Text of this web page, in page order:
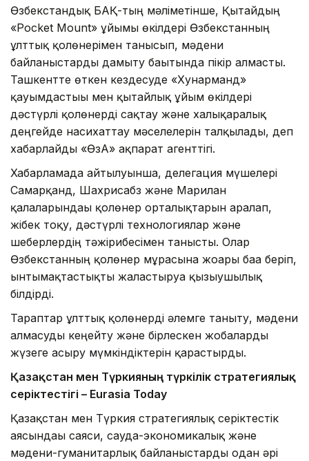
Өзбекстандық БАҚ-тың мәліметінше, Қытайдың
«Pocket Mount» ұйымы өкілдері Өзбекстанның
ұлттық қолөнерімен танысып, мәдени
байланыстарды дамыту бағытында пікір алмасты.
Ташкентте өткен кездесуде «Хунарманд»
қауымдастығы мен қытайлық ұйым өкілдері
дәстүрлі қолөнерді сақтау және халықаралық
деңгейде насихаттау мәселелерін талқылады, деп
хабарлайды «ӨзА» ақпарат агенттігі.
Хабарламада айтылуынша, делегация мүшелері
Самарқанд, Шахрисабз және Марғилан
қалаларындағы қолөнер орталықтарын аралап,
жібек тоқу, дәстүрлі технологиялар және
шеберлердің тәжірибесімен танысты. Олар
Өзбекстанның қолөнер мұрасына жоғары баға беріп,
ынтымақтастықты жалғастыруға қызығушылық
білдірді.
Тараптар ұлттық қолөнерді әлемге таныту, мәдени
алмасуды кеңейту және бірлескен жобаларды
жүзеге асыру мүмкіндіктерін қарастырды.
Қазақстан мен Түркияның түркілік стратегиялық
серіктестігі – Eurasia Today
Қазақстан мен Түркия стратегиялық серіктестік
аясындағы саяси, сауда-экономикалық және
мәдени-гуманитарлық байланыстарды одан әрі